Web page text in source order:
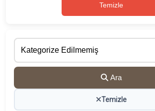
Temizle
Ara
Temizle